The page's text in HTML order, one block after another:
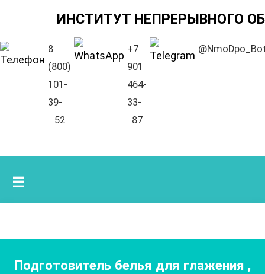
ИНСТИТУТ НЕПРЕРЫВНОГО
8
(800)
101-
39-
52
+7
901
464-
33-
87
☰
Подготовитель белья для глажения ,